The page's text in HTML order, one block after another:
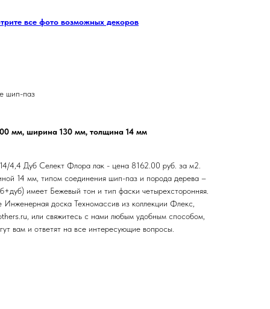
все фото возможных декоров
шип-паз
мм, ширина 130 мм, толщина 14 мм
4,4 Дуб Селект Флора лак - цена 8162.00 руб. за м2.
14 мм, типом соединения шип-паз и порода дерева –
имеет Бежевый тон и тип фаски четырехсторонняя.
Инженерная доска Техномассив из коллекции Флекс,
или свяжитесь с нами любым удобным способом,
вам и ответят на все интересующие вопросы.